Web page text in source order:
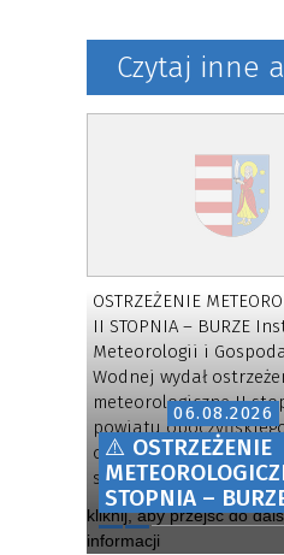
Czytaj inne
06.08.2026
⚠️ OSTRZEŻENIE
STOPNIA –
OSTRZEŻENIE
II STOPNIA – BURZE
Meteorologii i
Wodnej wydał
meteorologiczne II
powiatu
ostrzeżenia: od godz.
sierpnia 2026 r. do
kliknij, aby przejść do
informacji